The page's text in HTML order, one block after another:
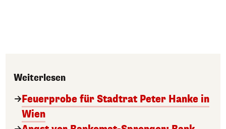
Weiterlesen
Feuerprobe für Stadtrat Peter Hanke in
Wien